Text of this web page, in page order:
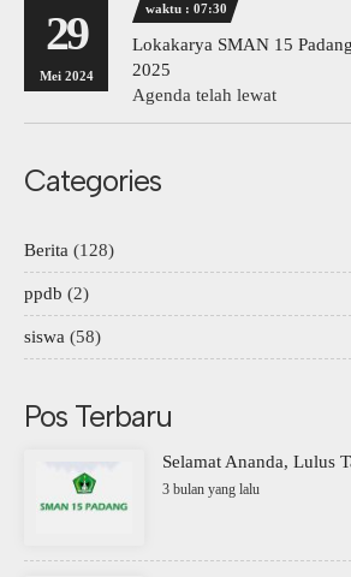
29
Mei 2024
waktu : 07:30
Lokakarya SMAN 15
2025
Agenda telah lewat
Categories
Berita (128)
ppdb (2)
siswa (58)
Pos Terbaru
Selamat Ananda, Lulus
3 bulan yang lalu